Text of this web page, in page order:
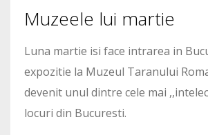
Muzeele lui martie
Luna martie isi face intrarea in
expozitie la Muzeul Taranului
devenit unul dintre cele mai
locuri din Bucuresti.